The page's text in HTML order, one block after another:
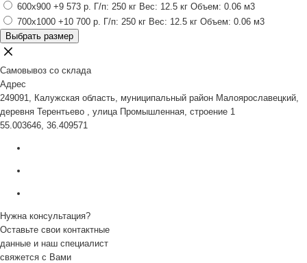
600x900 +9 573 р. Г/п: 250 кг Вес: 12.5 кг Объем: 0.06 м3
700x1000 +10 700 р. Г/п: 250 кг Вес: 12.5 кг Объем: 0.06 м3
Выбрать размер
Самовывоз со склада
Адрес
249091, Калужская область, муниципальный район Малоярославецкий,
деревня Терентьево , улица Промышленная, строение 1
55.003646, 36.409571
Нужна консультация?
Оставьте свои контактные
данные и наш специалист
свяжется с Вами